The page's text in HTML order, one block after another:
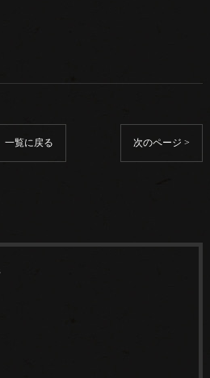
一覧に戻る 次のページ >